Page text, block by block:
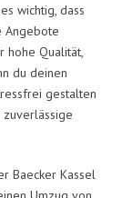
wichtig, dass
Angebote
hohe Qualität,
du deinen
gestalten
zuverlässige
Baecker Kassel